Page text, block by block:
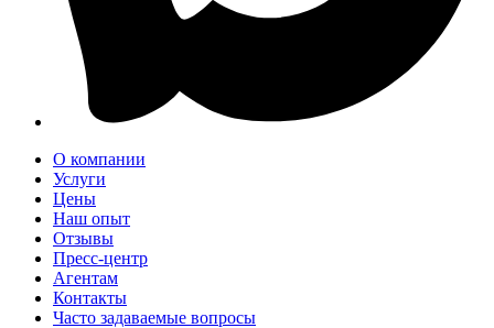
О компании
Услуги
Цены
Наш опыт
Отзывы
Пресс-центр
Агентам
Контакты
Часто задаваемые вопросы